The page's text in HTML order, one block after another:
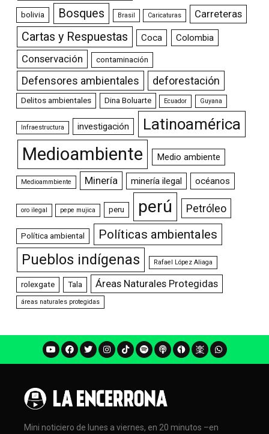
bolivia Bosques Brasil Caricaturas Carreteras
Cartas y Respuestas Coca Colombia
Conservación contaminación
Defensores ambientales deforestación
Delitos ambientales Dina Boluarte Ecuador Guyana
Infraestructura investigación Latinoamérica
Medioambiente Medio ambiente
Medioammbiente Minería minería ilegal océanos
oro ilegal pepe mujica peru perú Petróleo
Política ambiental Políticas ambientales
Pueblos indígenas Rafael López Aliaga
rolexgate Tala Áreas Naturales Protegidas
áreas naturales protegidas
Mini noticiero de lunes a viernes, en 20 minutos –en